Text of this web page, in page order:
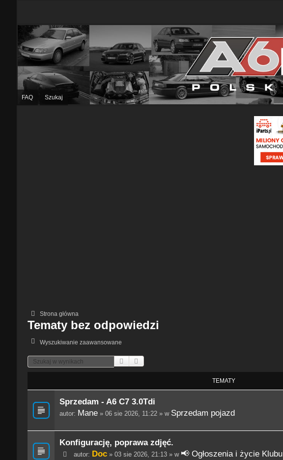
FAQ Szukaj
Strona główna
Tematy bez odpowiedzi
Wyszukiwanie zaawansowane
Szukaj
TEMATY
Sprzedam - A6 C7 3.0Tdi
autor: Mane» 06 sie 2026, 11:22 » w Sprzedam pojazd
Konfigurację, poprawa zdjęć.
autor: Doc» 03 sie 2026, 21:13 » w 📢 Ogłoszenia i życie Klubu